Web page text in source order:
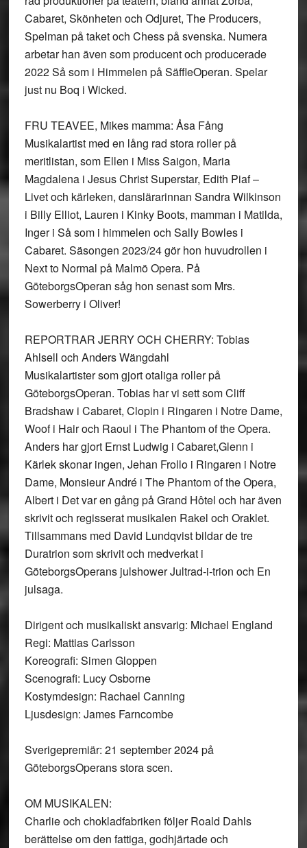
Cabaret, Skönheten och Odjuret, The Producers,
Spelman på taket och Chess på svenska. Numera
arbetar han även som producent och producerade
2022 Så som i Himmelen på SäffleOperan. Spelar
just nu Boq i Wicked.
FRU TEAVEE, Mikes mamma: Åsa Fång
Musikalartist med en lång rad stora roller på
meritlistan, som Ellen i Miss Saigon, Maria
Magdalena i Jesus Christ Superstar, Edith Piaf –
Livet och kärleken, danslärarinnan Sandra Wilkinson
i Billy Elliot, Lauren i Kinky Boots, mamman i Matilda,
Inger i Så som i himmelen och Sally Bowles i
Cabaret. Säsongen 2023/24 gör hon huvudrollen i
Next to Normal på Malmö Opera. På
GöteborgsOperan såg hon senast som Mrs.
Sowerberry i Oliver!
REPORTRAR JERRY OCH CHERRY: Tobias
Ahlsell och Anders Wängdahl
Musikalartister som gjort otaliga roller på
GöteborgsOperan. Tobias har vi sett som Cliff
Bradshaw i Cabaret, Clopin i Ringaren i Notre Dame,
Woof i Hair och Raoul i The Phantom of the Opera.
Anders har gjort Ernst Ludwig i Cabaret,Glenn i
Kärlek skonar ingen, Jehan Frollo i Ringaren i Notre
Dame, Monsieur André i The Phantom of the Opera,
Albert i Det var en gång på Grand Hôtel och har även
skrivit och regisserat musikalen Rakel och Oraklet.
Tillsammans med David Lundqvist bildar de tre
Duratrion som skrivit och medverkat i
GöteborgsOperans julshower Jultrad-i-trion och En
julsaga.
Dirigent och musikaliskt ansvarig: Michael England
Regi: Mattias Carlsson
Koreografi: Simen Gloppen
Scenografi: Lucy Osborne
Kostymdesign: Rachael Canning
Ljusdesign: James Farncombe
Sverigepremiär: 21 september 2024 på
GöteborgsOperans stora scen.
OM MUSIKALEN:
Charlie och chokladfabriken följer Roald Dahls
berättelse om den fattiga, godhjärtade och